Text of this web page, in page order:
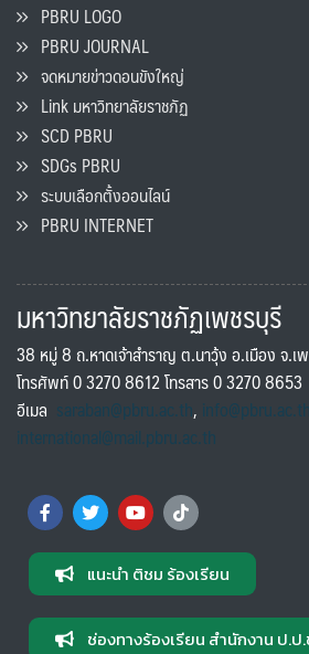
PBRU LOGO
PBRU JOURNAL
จดหมายข่าวดอนขังใหญ่
Link มหาวิทยาลัยราชภัฏ
SCD PBRU
SDGs PBRU
ระบบเลือกตั้งออนไลน์
PBRU INTERNET
มหาวิทยาลัยราชภัฏเพชรบุรี
38 หมู่ 8 ถ.หาดเจ้าสำราญ ต.นาวุ้ง อ.เมือง จ.เ
โทรศัพท์ 0 3270 8612 โทรสาร 0 3270 8653
อีเมล saraban@pbru.ac.th, info@pbru.ac.th
international@mail.pbru.ac.th
แนะนำ ติชม ร้องเรียน
ช่องทางร้องเรียน สำนักงาน ป.ป